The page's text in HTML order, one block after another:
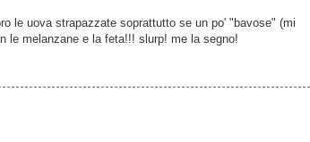
le uova strapazzate soprattutto se un po' "bavose" (mi
le melanzane e la feta!!! slurp! me la segno!